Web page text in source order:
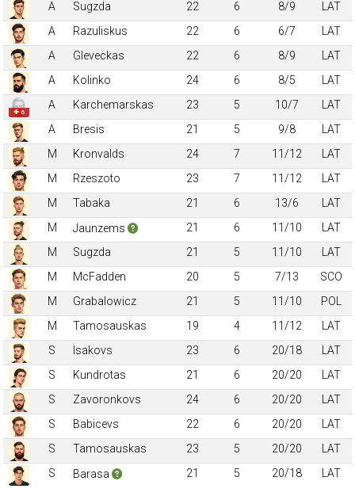
A
Sugzda 22 6 8/9
LAT
A
Razuliskus 22 6 6/7
LAT
A
Gleveckas 22 6 8/9
LAT
A
Kolinko 24 6 8/5 LAT
✚ 6
A Karchemarskas 23 5 10/7
LAT
A
Bresis 21 5 9/8
LAT
M
Kronvalds 24 7 11/12
LAT
M
Rzeszoto 23 7 11/12
LAT
M
Tabaka 21 6 13/6
LAT
M
Jaunzems 21 6 11/10
LAT
M
Sugzda 21 5 11/10
LAT
M
McFadden 20 5 7/13
SCO
M
Grabalowicz 21 5 11/10
POL
M
Tamosauskas 19 4 11/12
LAT
S
Isakovs 23 6 20/18
LAT
S
Kundrotas 21 6 20/20
LAT
S
Zavoronkovs 24 6 20/20
LAT
S
Babicevs 22 6 20/20
LAT
S
Tamosauskas 23 5 20/20
LAT
S
Barasa 21 5 20/18 LAT